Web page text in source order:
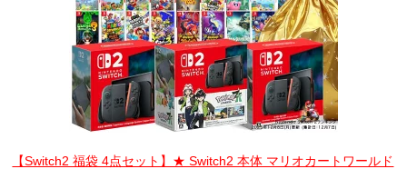
【Switch2 福袋 4点セット】★ Switch2 本体 マリオカートワールド